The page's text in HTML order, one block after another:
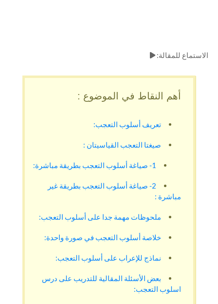
الاستماع للمقالة:
أهم النقاط في الموضوع :
تعريف أسلوب التعجب:
صيغتا التعجب القياسيتان :
1- صياغة أسلوب التعجب بطريقة مباشرة:
2- صياغة أسلوب التعجب بطريقة غير
مباشرة :
ملحوظات مهمة جدا على أسلوب التعجب:
خلاصة أسلوب التعجب في صورة واحدة:
نماذج للإعراب على أسلوب التعجب:
بعض الأسئلة المقالية للتدريب على درس
اسلوب التعجب: